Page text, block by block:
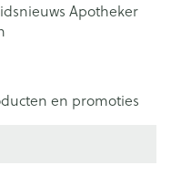
Apotheker
en promoties